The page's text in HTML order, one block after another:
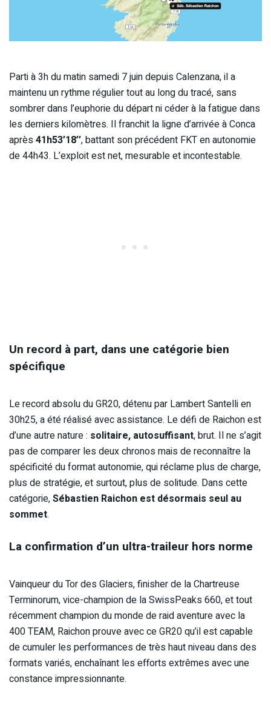
Parti à 3h du matin samedi 7 juin depuis Calenzana, il a
maintenu un rythme régulier tout au long du tracé, sans
sombrer dans l’euphorie du départ ni céder à la fatigue dans
les derniers kilomètres. Il franchit la ligne d’arrivée à Conca
après41h53’18’’, battant son précédent FKT en autonomie
de 44h43. L’exploit est net, mesurable et incontestable.
Un record à part, dans une catégorie bien
spécifique
Le record absolu du GR20, détenu par Lambert Santelli en
30h25, a été réalisé avec assistance. Le défi de Raichon est
d’une autre nature : solitaire, autosuffisant, brut. Il ne s’agit
pas de comparer les deux chronos mais de reconnaître la
spécificité du format autonomie, qui réclame plus de charge,
plus de stratégie, et surtout, plus de solitude. Dans cette
catégorie,Sébastien Raichon est désormais seul au
sommet.
La confirmation d’un ultra-traileur hors norme
Vainqueur du Tor des Glaciers, finisher de la Chartreuse
Terminorum, vice-champion de la SwissPeaks 660, et tout
récemment champion du monde de raid aventure avec la
400 TEAM, Raichon prouve avec ce GR20 qu’il est capable
de cumuler les performances de très haut niveau dans des
formats variés, enchaînant les efforts extrêmes avec une
constance impressionnante.